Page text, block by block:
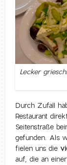
Lecker
Durch Zufall
Restaurant
Seitenstraße
gefunden. Als
fielen uns die
auf, die an